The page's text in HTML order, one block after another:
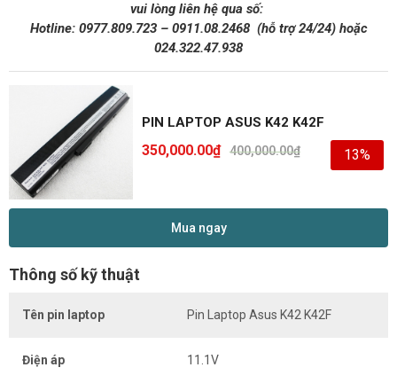
vui lòng liên hệ qua số:
Hotline: 0977.809.723– 0911.08.2468 (hỗ trợ 24/24)hoặc
024.322.47.938
PIN LAPTOP ASUS K42 K42F
400,000.00₫
350,000.00₫ 13%
Mua ngay
Thông số kỹ thuật
Tên pin laptop Pin Laptop Asus K42 K42F
Điện áp 11.1V